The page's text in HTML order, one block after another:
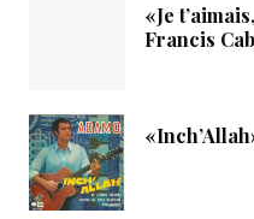
«Je
Francis